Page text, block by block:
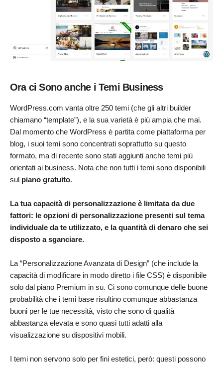
Ora ci Sono anche i Temi Business
WordPress.com vanta oltre 250 temi (che gli altri builder
chiamano “template”), e la sua varietà è più ampia che mai.
Dal momento che WordPress è partita come piattaforma per
blog, i suoi temi sono concentrati soprattutto su questo
formato, ma di recente sono stati aggiunti anche temi più
orientati ai business. Nota che non tutti i temi sono disponibili
sul piano gratuito.
La tua capacità di personalizzazione è limitata da due
fattori: le opzioni di personalizzazione presenti sul tema
individuale da te utilizzato, e la quantità di denaro che sei
disposto a sganciare.
La “Personalizzazione Avanzata di Design” (che include la
capacità di modificare in modo diretto i file CSS) è disponibile
solo dal piano Premium in su. Ci sono comunque delle buone
probabilità che i temi base risultino comunque abbastanza
buoni per le tue necessità, visto che sono di qualità
abbastanza elevata e sono quasi tutti adatti alla
visualizzazione su dispositivi mobili.
I temi non servono solo per fini estetici, però: questi possono